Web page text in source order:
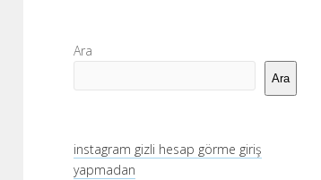
Yan
Menü
Ara
Ara
instagram gizli hesap görme giriş
yapmadan